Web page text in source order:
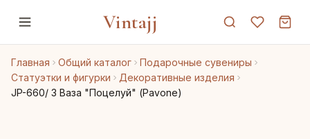
Vintajj
Главная Общий каталог
Подарочные сувениры
Статуэтки и фигурки
Декоративные изделия
JP-660/ 3 Ваза "Поцелуй" (Pavone)